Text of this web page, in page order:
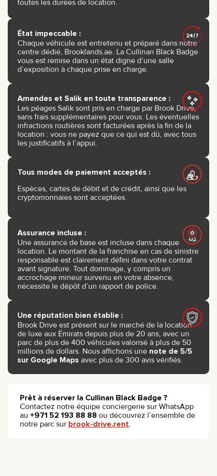
toutes les durées de location.
État impeccable :
Chaque véhicule est entretenu et préparé dans notre
centre dédié, Brooklands.ae. La Cullinan Black Badge
vous est remise dans un état digne d’une salle
d’exposition à chaque prise en charge.
Amendes et Salik en toute transparence :
Les péages Salik sont pris en charge par Brook Drive,
sans frais supplémentaires pour vous. Les éventuelles
infractions routières sont facturées après la fin de la
location : vous ne payez que ce qui est dû, avec tous
les justificatifs à l’appui.
Tous modes de paiement acceptés :
Espèces, cartes de débit et de crédit, ainsi que les
cryptomonnaies sont acceptées.
Assurance incluse :
Une assurance de base est incluse dans chaque
location. Le montant de la franchise en cas de sinistre
responsable est clairement défini dans votre contrat
avant signature. Tout dommage, y compris un
accrochage mineur survenu en votre absence,
nécessite le dépôt d’un rapport de police.
Une réputation bien établie :
Brook Drive est présent sur le marché de la location
de luxe aux Émirats depuis plus de 20 ans, avec un
parc de plus de 400 véhicules valorisé à plus de 50
millions de dollars. Nous affichons une note de 5/5
sur Google Maps avec plus de 300 avis vérifiés.
Prêt à réserver la Cullinan Black Badge ?
Contactez notre équipe conciergerie sur WhatsApp
au +971 52 193 88 88 ou découvrez l’ensemble de
notre parc sur brook-drive.rent.